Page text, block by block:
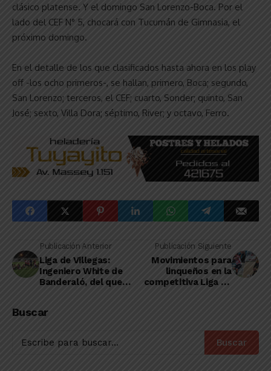
clásico platense. Y el domingo San Lorenzo-Boca. Por el
lado del CEF N° 5, chocará con Tucumán de Gimnasia, el
próximo domingo.
En el detalle de los que clasificados hasta ahora en los play
off -los ocho primeros-, se hallan, primero, Boca; segundo,
San Lorenzo; terceros, el CEF; cuarto, Sonder; quinto, San
José; sexto, Villa Dora; séptimo, River; y octavo, Ferro.
Publicación Anterior
Liga de Villegas:
Ingeniero White de
Banderaló, del que
segundo amistoso
Publicación Siguiente
Movimientos para
linqueños en la
competitiva Liga de
Buscar
Buscar